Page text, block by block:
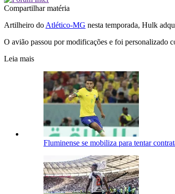
Compartilhar matéria
Artilheiro do Atlético-MG nesta temporada, Hulk
O avião passou por modificações e foi personalizado
Leia mais
Fluminense se mobiliza para tentar